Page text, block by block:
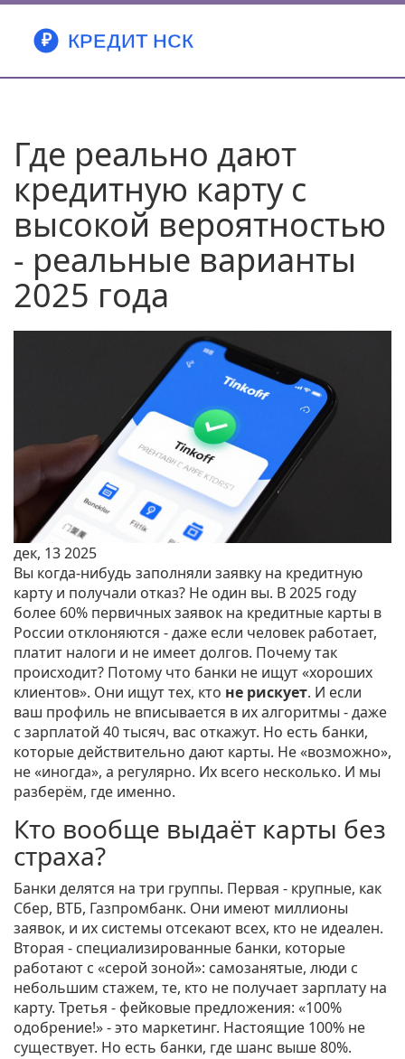
Где реально дают
кредитную карту с
высокой вероятностью
- реальные варианты
2025 года
дек, 13 2025
Вы когда-нибудь заполняли заявку на кредитную
карту и получали отказ? Не один вы. В 2025 году
более 60% первичных заявок на кредитные карты в
России отклоняются - даже если человек работает,
платит налоги и не имеет долгов. Почему так
происходит? Потому что банки не ищут «хороших
клиентов». Они ищут тех, кто не рискует. И если
ваш профиль не вписывается в их алгоритмы - даже
с зарплатой 40 тысяч, вас откажут. Но есть банки,
которые действительно дают карты. Не «возможно»,
не «иногда», а регулярно. Их всего несколько. И мы
разберём, где именно.
Кто вообще выдаёт карты без
страха?
Банки делятся на три группы. Первая - крупные, как
Сбер, ВТБ, Газпромбанк. Они имеют миллионы
заявок, и их системы отсекают всех, кто не идеален.
Вторая - специализированные банки, которые
работают с «серой зоной»: самозанятые, люди с
небольшим стажем, те, кто не получает зарплату на
карту. Третья - фейковые предложения: «100%
одобрение!» - это маркетинг. Настоящие 100% не
существует. Но есть банки, где шанс выше 80%.